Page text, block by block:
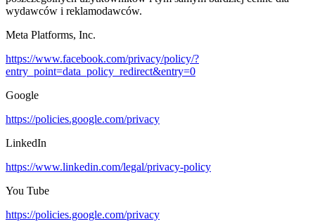
wydawców i reklamodawców.
Meta Platforms, Inc.
https://www.facebook.com/privacy/policy/?
entry_point=data_policy_redirect&entry=0
Google
https://policies.google.com/privacy
LinkedIn
https://www.linkedin.com/legal/privacy-policy
You Tube
https://policies.google.com/privacy